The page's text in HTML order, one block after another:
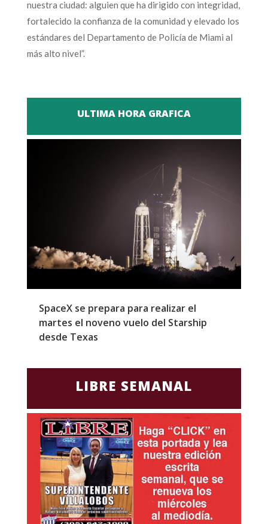
nuestra ciudad: alguien que ha dirigido con integridad,
fortalecido la confianza de la comunidad y elevado los
estándares del Departamento de Policía de Miami al
más alto nivel”.
ULTIMA HORA GRAFICA
SpaceX se prepara para realizar el
martes el noveno vuelo del Starship
desde Texas
LIBRE SEMANAL